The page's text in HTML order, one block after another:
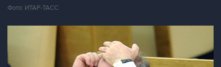
Фото: ИТАР-ТАСС